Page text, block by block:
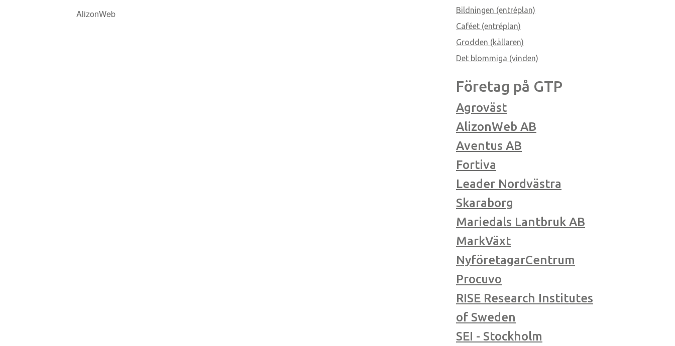
AlizonWeb
Bildningen (entréplan)
Caféet (entréplan)
Grodden (källaren)
Det blommiga (vinden)
Företag på GTP
Agroväst
AlizonWeb AB
Aventus AB
Fortiva
Leader Nordvästra
Skaraborg
Mariedals Lantbruk AB
MarkVäxt
NyföretagarCentrum
Procuvo
RISE Research Institutes
of Sweden
SEI - Stockholm